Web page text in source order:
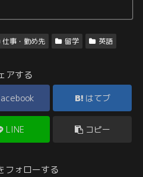
仕事・勤め先 留学 英語
アする
はてブ
LINE コピー
フォローする